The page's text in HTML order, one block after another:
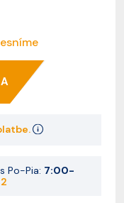
Po-Pia: 7:00-